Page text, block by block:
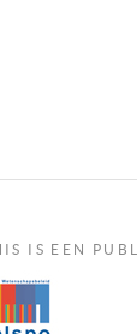
IS EEN